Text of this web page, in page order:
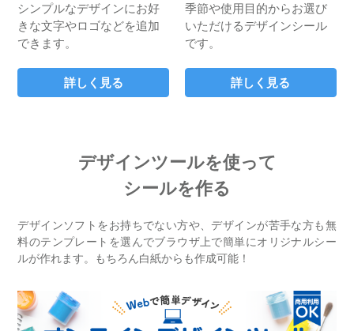
シンプルなデザインにお好
きな文字やロゴなどを追加
できます。
詳しく見る
季節や使用目的からお選び
いただけるデザインシール
です。
詳しく見る
デザインツールを使って
シールを作る
デザインソフトをお持ちでない方や、デザインが苦手な方も無
料のテンプレートを選んでブラウザ上で簡単にオリジナルシー
ルが作れます。もちろん白紙からも作成可能！